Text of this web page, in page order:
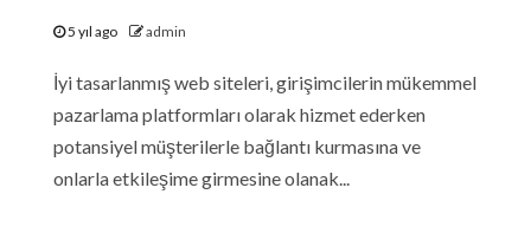
5 yıl ago admin
İyi tasarlanmış web siteleri, girişimcilerin mükemmel
pazarlama platformları olarak hizmet ederken
potansiyel müşterilerle bağlantı kurmasına ve
onlarla etkileşime girmesine olanak...